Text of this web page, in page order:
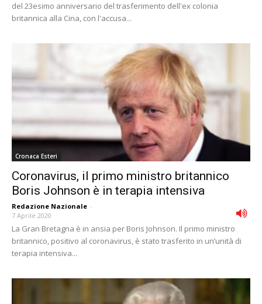
del 23esimo anniversario del trasferimento dell'ex colonia
britannica alla Cina, con l'accusa...
Cronaca Esteri
Coronavirus, il primo ministro britannico
Boris Johnson è in terapia intensiva
Redazione Nazionale -
7 Aprile 2020
La Gran Bretagna è in ansia per Boris Johnson. Il primo ministro
britannico, positivo al coronavirus, è stato trasferito in un’unità di
terapia intensiva...